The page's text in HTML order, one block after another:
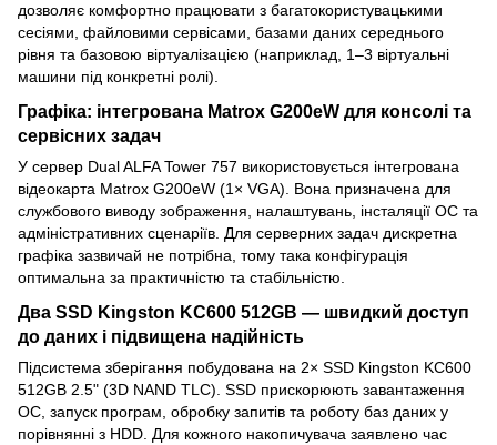
дозволяє комфортно працювати з багатокористувацькими
сесіями, файловими сервісами, базами даних середнього
рівня та базовою віртуалізацією (наприклад, 1–3 віртуальні
машини під конкретні ролі).
Графіка: інтегрована Matrox G200eW для консолі та
сервісних задач
У сервер Dual ALFA Tower 757 використовується інтегрована
відеокарта Matrox G200eW (1× VGA). Вона призначена для
службового виводу зображення, налаштувань, інсталяції ОС та
адміністративних сценаріїв. Для серверних задач дискретна
графіка зазвичай не потрібна, тому така конфігурація
оптимальна за практичністю та стабільністю.
Два SSD Kingston KC600 512GB — швидкий доступ
до даних і підвищена надійність
Підсистема зберігання побудована на 2× SSD Kingston KC600
512GB 2.5" (3D NAND TLC). SSD прискорюють завантаження
ОС, запуск програм, обробку запитів та роботу баз даних у
порівнянні з HDD. Для кожного накопичувача заявлено час